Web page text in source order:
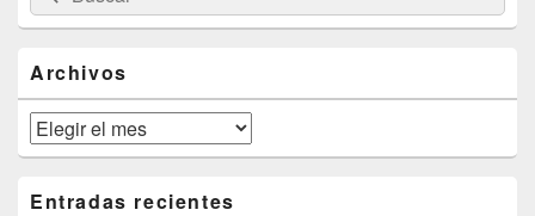
de
widget
lateral
primaria
por:
Archivos
Archivos
Entradas recientes